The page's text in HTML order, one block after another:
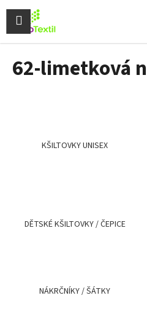
obsah
Menu
62-limetková
KŠILTOVKY UNISEX
DĚTSKÉ KŠILTOVKY / ČEPICE
NÁKRČNÍKY / ŠÁTKY
K
š Zpět
Zpět
C